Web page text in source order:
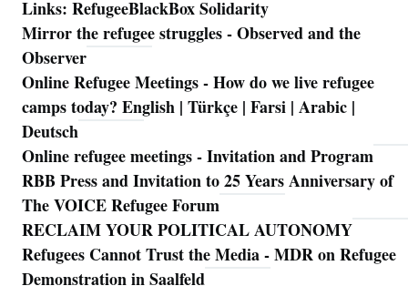
Links: RefugeeBlackBox Solidarity
Mirror the refugee struggles - Observed and the
Observer
Online Refugee Meetings - How do we live refugee
camps today? English | Türkçe | Farsi | Arabic |
Deutsch
Online refugee meetings - Invitation and Program
RBB Press and Invitation to 25 Years Anniversary of
The VOICE Refugee Forum
RECLAIM YOUR POLITICAL AUTONOMY
Refugees Cannot Trust the Media - MDR on Refugee
Demonstration in Saalfeld